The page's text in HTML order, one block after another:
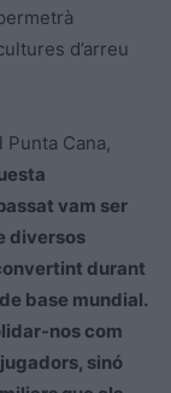
d’arreu
Cana,
vam ser
diversos
durant
base mundial.
nos com
sinó